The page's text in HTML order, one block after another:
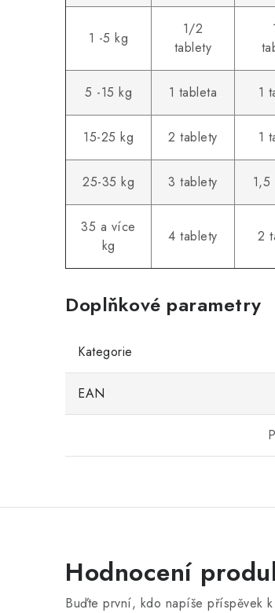
1 -5 kg
1/2
tablety
5 -15 kg 1 tableta 1
15-25 kg 2 tablety 1
25-35 kg 3 tablety 1,5
35 a více
kg
4 tablety 2
Doplňkové parametry
Kategorie
EAN
Hodnocení
Buďte první, kdo napíše příspěvek